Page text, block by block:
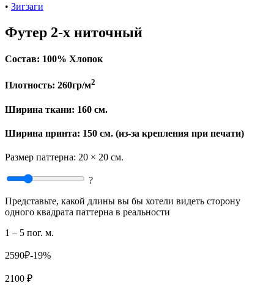
• Зигзаги
Футер 2-х ниточный
Состав: 100% Хлопок
Плотность: 260гр/м2
Ширина ткани: 160 см.
Ширина принта: 150 см. (из-за крепления при печати)
Размер паттерна: 20 × 20 см.
?
Представьте, какой длины вы бы хотели видеть сторону
одного квадрата паттерна в реальности
1 – 5 пог. м.
2590₽-19%
2100 ₽